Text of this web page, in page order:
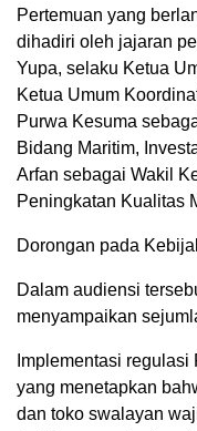
Pertemuan yang
dihadiri oleh jajaran
Yupa, selaku Ketua
Ketua Umum
Purwa Kesuma
Bidang Maritim,
Arfan sebagai Wakil
Peningkatan Kualitas
Dorongan pada
Dalam audiensi
menyampaikan
Implementasi regulasi
yang menetapkan
dan toko swalayan